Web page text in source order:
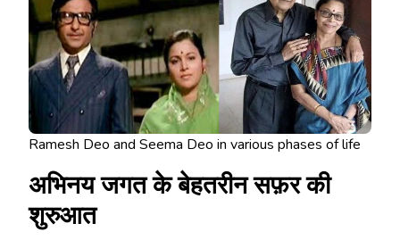
Ramesh Deo and Seema Deo in various phases of life
अभिनय जगत के बेहतरीन सफ़र की
शुरुआत